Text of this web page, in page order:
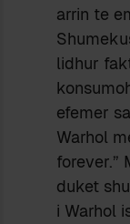
arrin te
lidhur
efemer
Warhol
forever.”
duket
i Warhol